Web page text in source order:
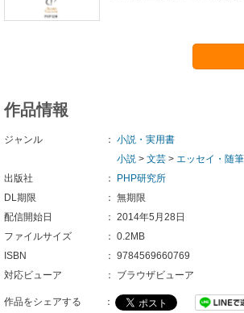
作品情報
ジャンル ： 小説・実用書
小説 > 文芸 > エッセイ・随筆
出版社
：
PHP研究所
DL期限
： 無期限
配信開始日
： 2014年5月28日
ファイルサイズ
： 0.2MB
ISBN
： 9784569660769
対応ビューア
： ブラウザビューア
作品をシェアする ：